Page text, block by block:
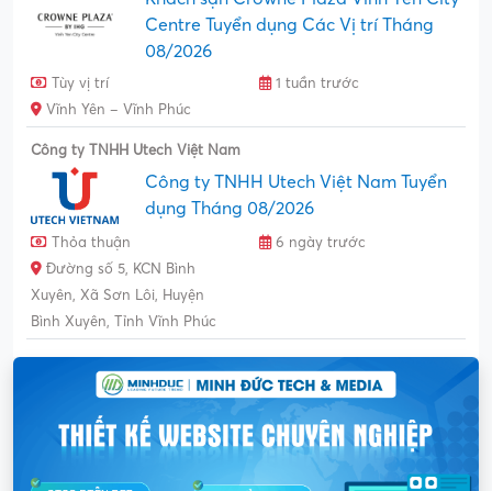
Centre Tuyển dụng Các Vị trí Tháng
08/2026
Tùy vị trí
1 tuần trước
Vĩnh Yên – Vĩnh Phúc
Công ty TNHH Utech Việt Nam
Công ty TNHH Utech Việt Nam Tuyển
dụng Tháng 08/2026
Thỏa thuận
6 ngày trước
Đường số 5, KCN Bình
Xuyên, Xã Sơn Lôi, Huyện
Bình Xuyên, Tỉnh Vĩnh Phúc